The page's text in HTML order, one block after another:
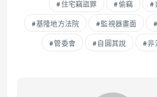
住宅竊盜罪 偷竊
基隆地方法院 監視器畫面
管委會 自圓其說 非